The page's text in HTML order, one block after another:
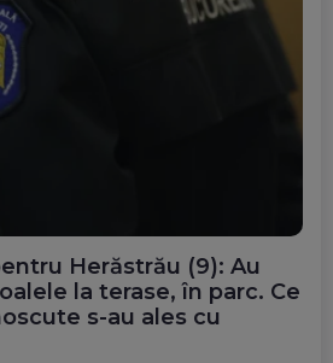
Herăstrău (9): Au
la terase, în parc. Ce
s-au ales cu